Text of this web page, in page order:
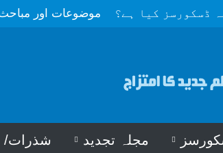
ڈسکورسز کیا ہے؟ موضوعات اور
مجلہ تجدید شذرات/